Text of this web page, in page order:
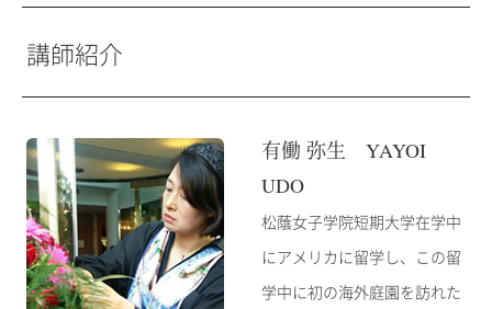
講師紹介
有働 弥生 YAYOI
UDO
松蔭女子学院短期大学在学中
にアメリカに留学し、この留
学中に初の海外庭園を訪れた